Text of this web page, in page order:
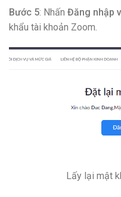
Bước 5: Nhấn Đăng nhập
khẩu tài khoản Zoom.
Lấy lại mật